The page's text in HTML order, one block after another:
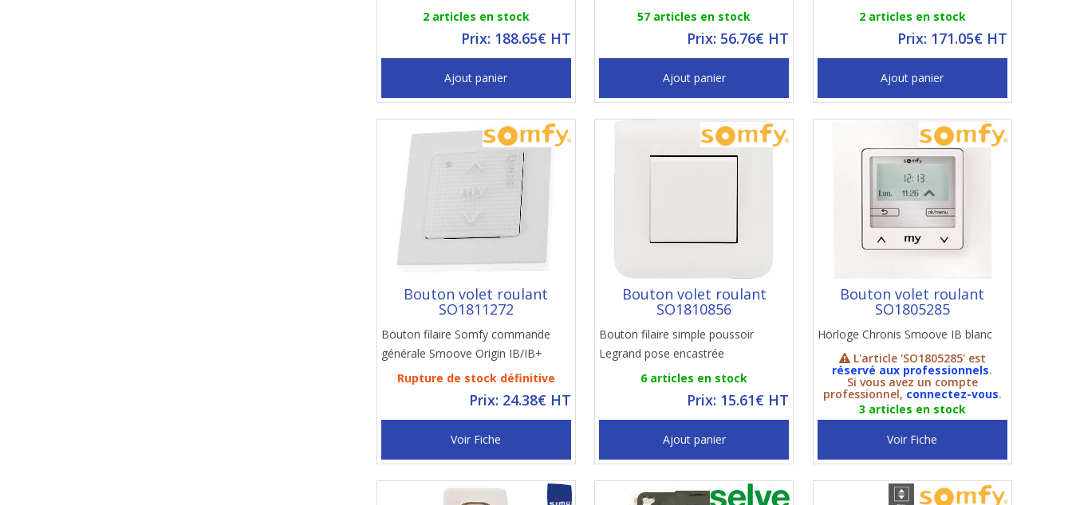
2 articles en stock
Prix: 188.65€ HT
Ajout panier
57 articles en stock
Prix: 56.76€ HT
Ajout panier
2 articles en stock
Prix: 171.05€ HT
Ajout panier
Bouton volet roulant
SO1811272
Bouton filaire Somfy commande
générale Smoove Origin IB/IB+
Rupture de stock définitive
Prix: 24.38€ HT
Voir Fiche
Bouton volet roulant
SO1810856
Bouton filaire simple poussoir
Legrand pose encastrée
6 articles en stock
Prix: 15.61€ HT
Ajout panier
Bouton volet roulant
SO1805285
Horloge Chronis Smoove IB blanc
L'article 'SO1805285' est
réservé aux professionnels.
Si vous avez un compte
professionnel, connectez-vous.
3 articles en stock
Voir Fiche